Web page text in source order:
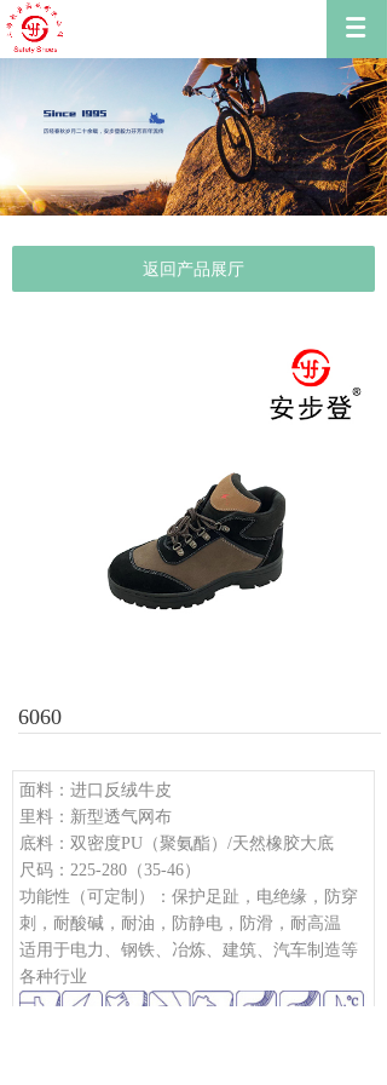
返回产品展厅
6060
面料：进口反绒牛皮
里料：新型透气网布
底料：双密度PU（聚氨酯）/天然橡胶大底
尺码：225-280（35-46）
功能性（可定制）：保护足趾，电绝缘，防穿
刺，耐酸碱，耐油，防静电，防滑，耐高温
适用于电力、钢铁、冶炼、建筑、汽车制造等
各种行业